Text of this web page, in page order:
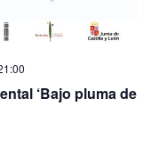
21:00
‘Bajo pluma de